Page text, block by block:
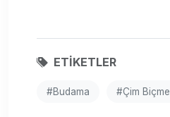
ETIKETLER
#Budama #Çim Biçme